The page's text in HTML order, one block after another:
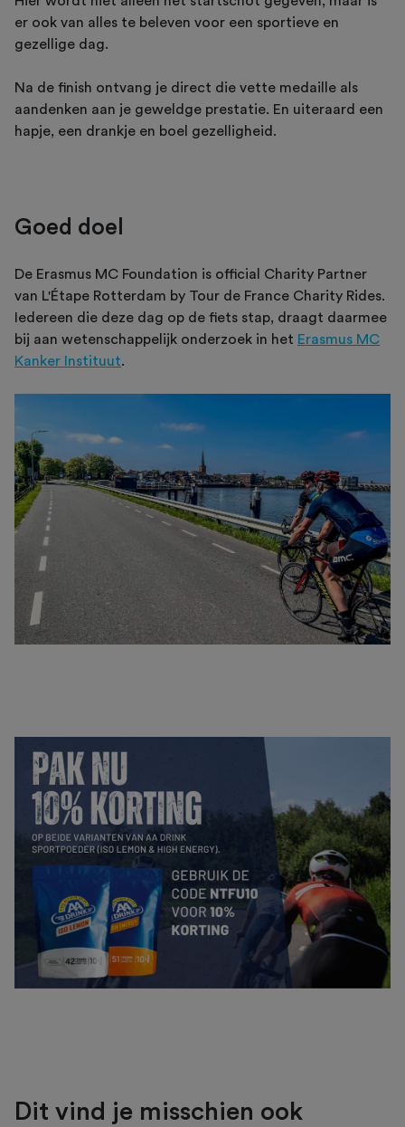
er ook van alles te beleven voor een sportieve en
gezellige dag.
Na de finish ontvang je direct die vette medaille als
aandenken aan je geweldge prestatie. En uiteraard een
hapje, een drankje en boel gezelligheid.
Goed doel
De Erasmus MC Foundation is official Charity Partner
van L'Étape Rotterdam by Tour de France Charity Rides.
Iedereen die deze dag op de fiets stap, draagt daarmee
bij aan wetenschappelijk onderzoek in het Erasmus MC
Kanker Instituut.
Dit vind je misschien ook